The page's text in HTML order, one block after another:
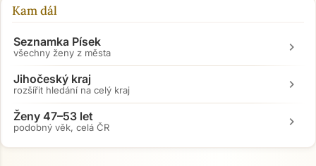
Kam dál
Seznamka Písek
všechny ženy z města chevron_right
Jihočeský kraj
rozšířit hledání na celý kraj chevron_right
Ženy 47–53 let
podobný věk, celá ČR chevron_right